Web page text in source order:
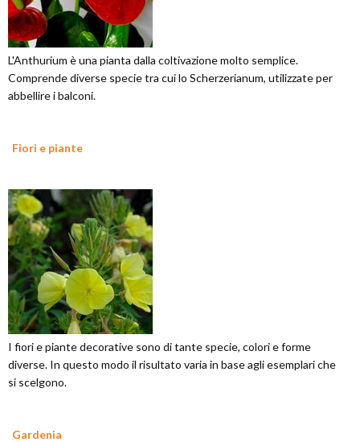
L'Anthurium è una pianta dalla coltivazione molto semplice.
Comprende diverse specie tra cui lo Scherzerianum, utilizzate per
abbellire i balconi.
Fiori e piante
I fiori e piante decorative sono di tante specie, colori e forme
diverse. In questo modo il risultato varia in base agli esemplari che
si scelgono.
Gardenia